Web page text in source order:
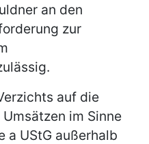
an den
zur
auf die
im Sinne
a UStG außerhalb